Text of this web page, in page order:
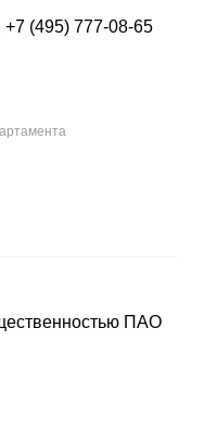
+7 (495) 777-08-65
ПАО